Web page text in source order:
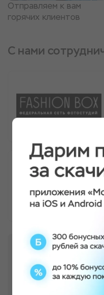
Отправляем к вам
горячих клиентов
С нами
И еще более